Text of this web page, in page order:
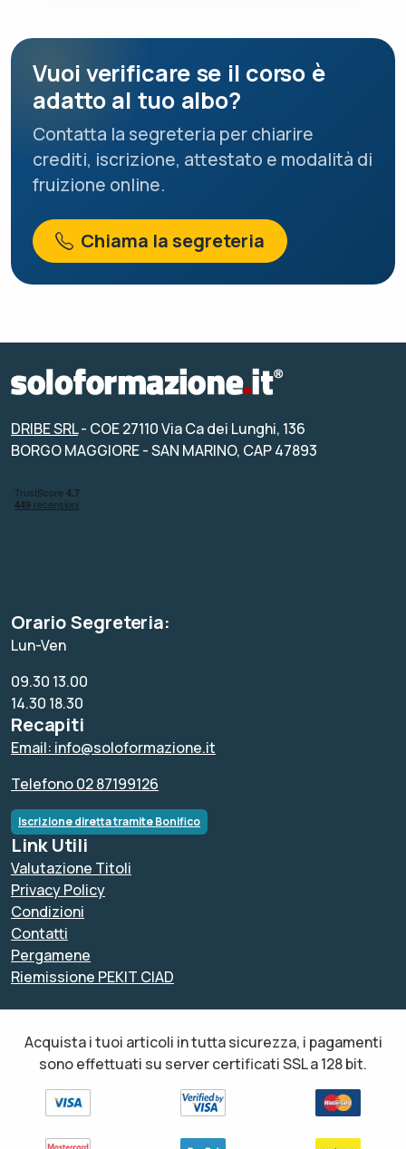
Vuoi verificare se il corso è
adatto al tuo albo?
Contatta la segreteria per chiarire
crediti, iscrizione, attestato e modalità di
fruizione online.
Chiama la segreteria
DRIBE SRL- COE 27110 Via Ca dei Lunghi, 136
BORGO MAGGIORE - SAN MARINO, CAP 47893
Orario Segreteria:
Lun-Ven
09.30 13.00
14.30 18.30
Recapiti
Email: info@soloformazione.it
Telefono 02 87199126
Iscrizione diretta tramite Bonifico
Link Utili
Valutazione Titoli
Privacy Policy
Condizioni
Contatti
Pergamene
Riemissione PEKIT CIAD
Acquista i tuoi articoli in tutta sicurezza, i pagamenti
sono effettuati su server certificati SSL a 128 bit.